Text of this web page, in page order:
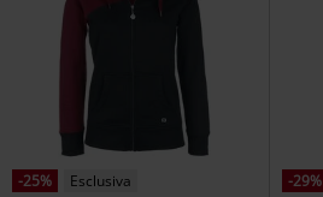
-25%
Esclusiva
-29%